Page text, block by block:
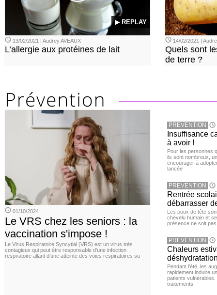
▶ REPLAY
13/02/2021 | Audrey AVEAUX
L’allergie aux protéines de lait
14/02/2021 |
Quels sont
de terre ?
01/10/2024
Le VRS chez les seniors : la
vaccination s'impose !
Le Virus Respiratoire Syncytial (VRS) est un virus très
contagieux qui peut être responsable d’une infection
respiratoire allant d’une atteinte des voies respiratoires su
PREVENTION
Insuffisance
à avoir !
Pour les personnes
ils sont nombreux,
encourager à
lancée
PREVENTION
Rentrée
débarrasser
Les poux de tête
chevelu humain et
présence ne soit
PREVENTION
Chaleurs
Pendant l’été, les
rapidement induire
patients
traitements